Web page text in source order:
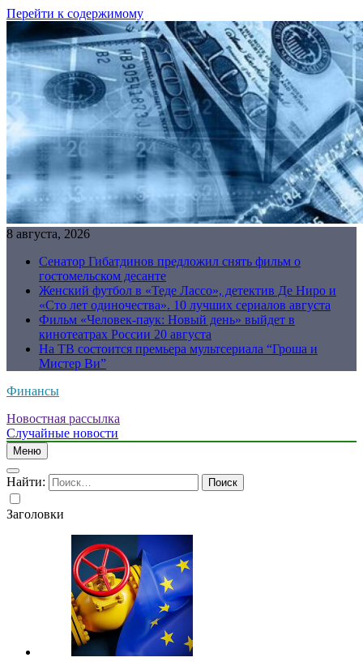
Перейти к содержимому
8 августа, 2026
Сенатор Гибатдинов предложил снять фильм о
гостомельском десанте
Женский футбол в «Теде Лассо», детектив Де Ниро и
«Сто лет одиночества». 10 лучших сериалов августа
Фильм «Человек-паук: Новый день» выйдет в
кинотеатрах России 20 августа
На ТВ состоится премьера мультсериала “Гроша и
Мистер Ви”
Финансы
Новостная рассылка
Случайные новости
Меню
Найти:
Заголовки